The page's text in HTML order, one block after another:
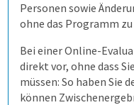
Kunst und
Allen, die
Schulungen
1. Aufgaben
Aufgaben
2. Prüfung
Befragung mit
Unternehmen
Kontakt
Kontakt
Personen sowie
ohne das Programm
Bei einer Online-
direkt vor, ohne dass
müssen: So haben Sie
können